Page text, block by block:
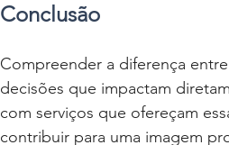
Conclusão
Compreender a diferença
decisões que impactam
com serviços que ofereçam
contribuir para uma imagem